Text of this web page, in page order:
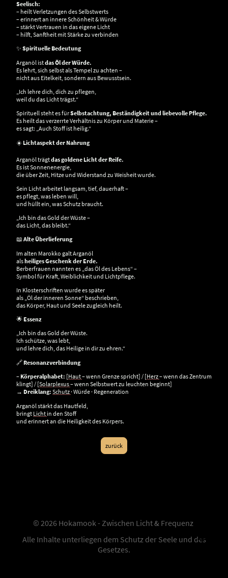
Seelisch:
– heilt Verletzungen des Selbstwerts
– erinnert an innere Schönheit & Würde
– stärkt Vertrauen in das eigene Licht
– hilft, Sanftheit mit Stärke zu verbinden
✨ Spirituelle Bedeutung
Arganöl istdas Öl der Würde.
Es lehrt, sich selbst als Tempel zu achten –
nicht aus Eitelkeit, sondern aus Bewusstsein.
„Ich lehre dich, dich zu pflegen,
weil du das Licht trägst.“
Spirituell steht es fürSelbstachtung, Beständigkeit und liebevolle Pflege.
Es heilt das verzerrte Verhältnis zu Körper und Materie –
es sagt: „Auch Stoff ist heilig.“
☀️ Lichtaspekt der Nahrung
Arganöl trägtdas goldene Licht der Reife.
Es ist Sonnenenergie,
die über Zeit, Hitze und Widerstand zu Weisheit wurde.
Sein Licht arbeitet langsam, tief, dauerhaft –
es pflegt, was leben will,
und hüllt ein, was Schutz braucht.
„Ich bin das Gold der Wüste –
das Licht, das bleibt.“
📖 Alte Überlieferung
Im alten Marokko galt Arganöl
alsheiliges Geschenk der Erde.
Berberfrauen nannten es „das Öl des Lebens“ –
Symbol für Kraft, Weiblichkeit und Lichtpflege.
In Klosterschriften wurde es später
als „Öl der inneren Sonne“ beschrieben,
das Körper, Haut und Seele zugleich heilt.
🌟 Essenz
„Ich bin das Gold der Wüste.
Ich schütze, was lebt,
und lehre dich, das Heilige in dir zu ehren.“
🔗 Resonanzverbindung
– Körperalphabet: [Haut– wenn Grenze spricht] / [Herz– wenn das Zentrum
klingt] / [Solarplexus– wenn Selbstwert zu leuchten beginnt]
→ Dreiklang: Schutz · Würde · Regeneration
Arganöl stärkt das Hautfeld,
bringt Licht in den Stoff
und erinnert an die Heiligkeit des Körpers.
zurück
© 2026 Hokamook - Zwischen Licht & Frequenz
Alle Inhalte unterliegen dem Schutz der Seele und des
Gesetzes.